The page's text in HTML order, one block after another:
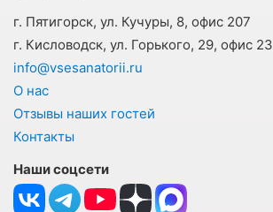
г. Пятигорск, ул. Кучуры, 8, офис 207
г. Кисловодск, ул. Горького, 29, офис 23
info@vsesanatorii.ru
О нас
Отзывы наших гостей
Контакты
Наши соцсети